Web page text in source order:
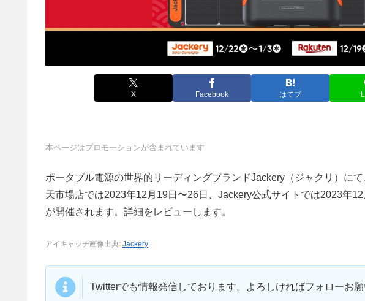
X Facebook はてブ
本ページはプロモーションが含まれています
ポータブル電源の世界的リーディングブランドJackery（ジャクリ）に
天市場店では2023年12月19日〜26日、Jackery公式サイトでは2023年
が開催されます。詳細をレビューします。
アイキャッチ画像出典: Jackery
Twitterでも情報発信しております。よろしければフォローお願